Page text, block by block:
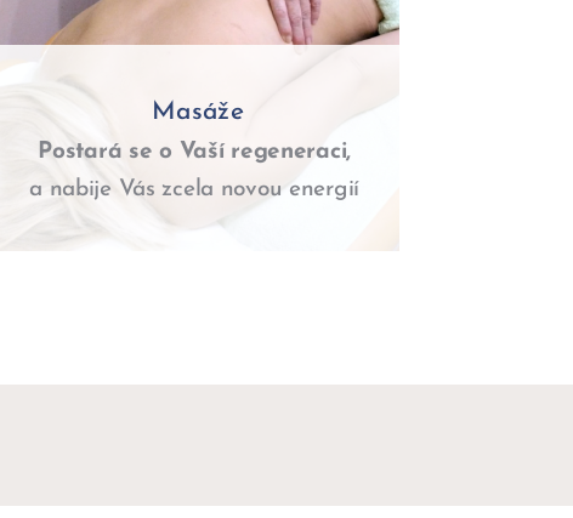
Masáže
Postará se o Vaší regeneraci,
a nabije Vás zcela novou energií